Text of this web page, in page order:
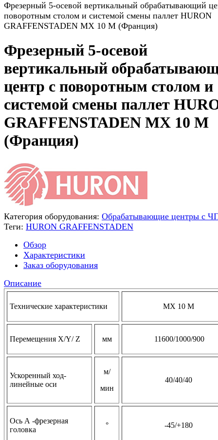
Фрезерный 5-осевой вертикальный обрабатывающий
поворотным столом и системой смены паллет HURON
GRAFFENSTADEN МX 10 М (Франция)
Фрезерный 5-осевой
вертикальный
центр с поворотным столом и
системой смены паллет
GRAFFENSTADEN МX 10 М
(Франция)
Категория оборудования: Обрабатывающие центры с
Теги: HURON GRAFFENSTADEN
Обзор
Характеристики
Заказ оборудования
Описание
Технические характеристики МX 10 М
Перемещения X/Y/ Z мм 11600/1000/900
Ускоренный ход-
линейные оси
м/
мин
40/40/40
Ось А -фрезерная
головка
° -45/+180